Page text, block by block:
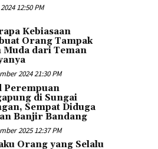
12:50 PM
Kebiasaan
Orang Tampak
Muda dari Teman
2024 21:30 PM
Perempuan
di Sungai
Sempat Diduga
Banjir Bandang
2025 12:37 PM
Orang yang Selalu